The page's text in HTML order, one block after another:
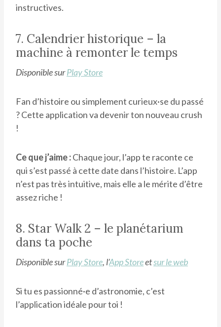
instructives.
7. Calendrier historique – la
machine à remonter le temps
DisponiblesurPlay Store
Fan d’histoire ou simplement curieux·se du passé
? Cette application va devenir ton nouveau crush
!
Ce que j’aime :Chaque jour, l’app te raconte ce
qui s’est passé à cette date dans l’histoire. L’app
n’est pas très intuitive, mais elle a le mérite d’être
assez riche !
8. Star Walk 2 – le planétarium
dans ta poche
Disponible surPlay Store, l’App Storeetsur le web
Si tu es passionné·e d’astronomie, c’est
l’application idéale pour toi !